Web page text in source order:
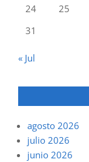
24
25
31
« Jul
agosto 2026
julio 2026
junio 2026